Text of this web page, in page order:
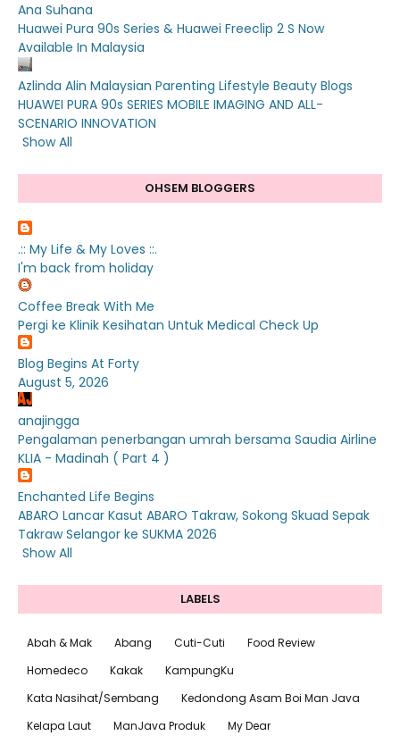
Ana Suhana
Huawei Pura 90s Series & Huawei Freeclip 2 S Now
Available In Malaysia
Azlinda Alin Malaysian Parenting Lifestyle Beauty Blogs
HUAWEI PURA 90s SERIES MOBILE IMAGING AND ALL-
SCENARIO INNOVATION
Show All
OHSEM BLOGGERS
.:: My Life & My Loves ::.
I'm back from holiday
Coffee Break With Me
Pergi ke Klinik Kesihatan Untuk Medical Check Up
Blog Begins At Forty
August 5, 2026
anajingga
Pengalaman penerbangan umrah bersama Saudia Airline
KLIA - Madinah ( Part 4 )
Enchanted Life Begins
ABARO Lancar Kasut ABARO Takraw, Sokong Skuad Sepak
Takraw Selangor ke SUKMA 2026
Show All
LABELS
Abah & Mak Abang Cuti-Cuti
Food Review
Homedeco
Kakak
KampungKu
Kata Nasihat/Sembang
Kedondong Asam Boi Man Java
Kelapa Laut
ManJava Produk
My Dear